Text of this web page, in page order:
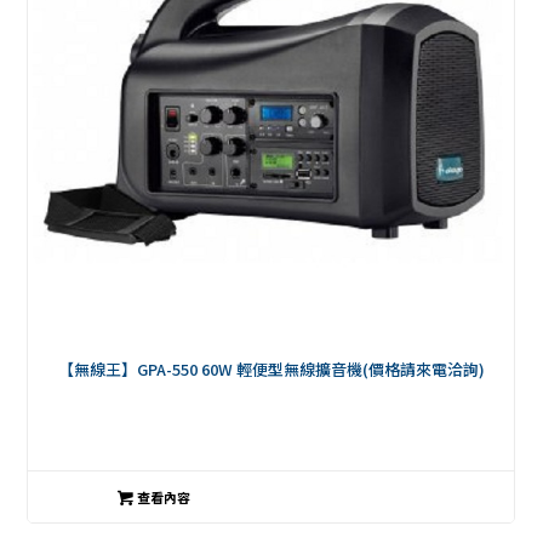
【無線王】GPA-550 60W 輕便型無線擴音機(價格請來電洽詢)
查看內容